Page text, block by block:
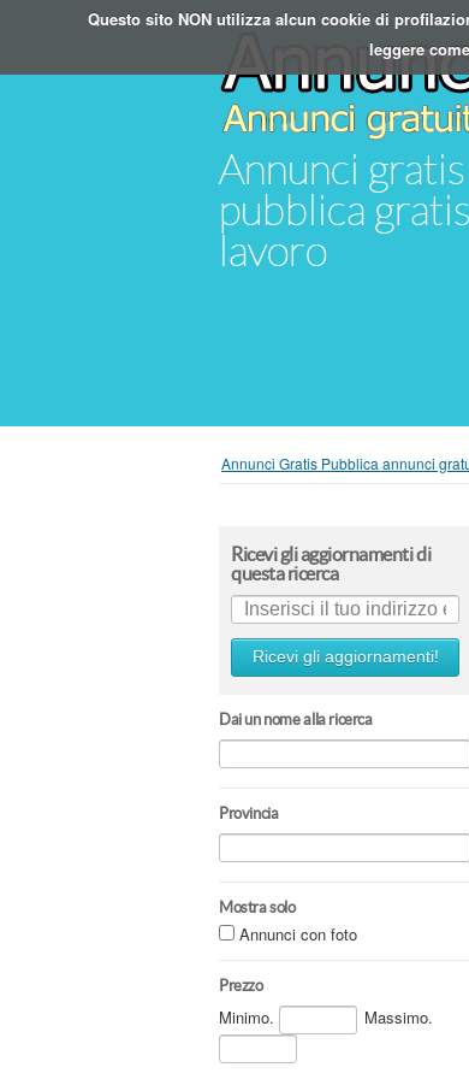
Questo sito NON utilizza alcun cookie di
leggere
Annunci
pubblica
lavoro
Annunci Gratis Pubblica annunci
Ricevi gli aggiornamenti di
questa ricerca
Ricevi gli aggiornamenti!
Dai un nome alla ricerca
Provincia
Mostra solo
Annunci con foto
Prezzo
Minimo. Massimo.